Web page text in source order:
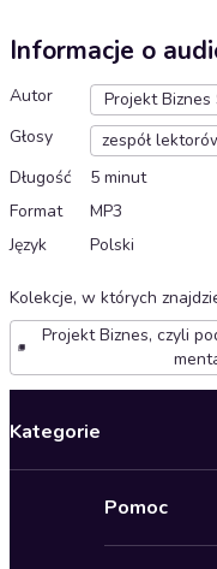
Informacje o
Autor
Projekt Biznes
Głosy
zespół
Długość
5 minut
Format
MP3
Język
Polski
Kolekcje, w których
Projekt Biznes, czyli
Kategorie
Pomoc